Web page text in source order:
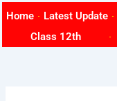
content
Home Latest Update
Class 12th